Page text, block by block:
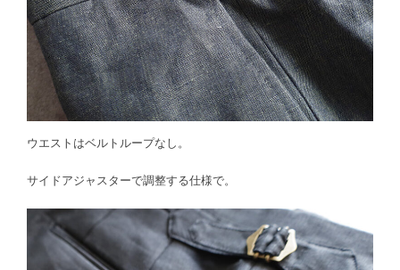
ウエストはベルトループなし。
サイドアジャスターで調整する仕様で。